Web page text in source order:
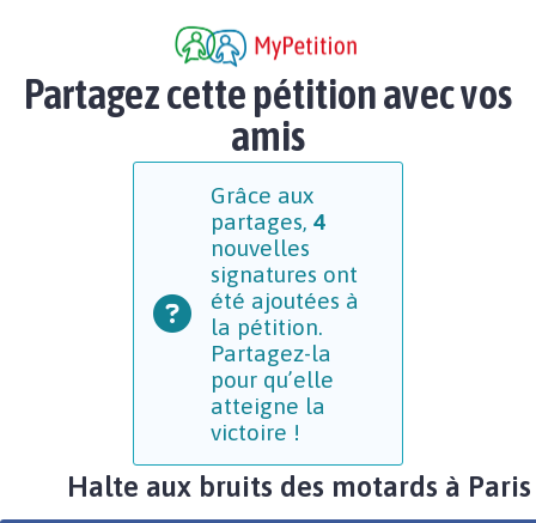
Partagez cette pétition avec vos
amis
Grâce aux
partages, 4
nouvelles
signatures ont
été ajoutées à
la pétition.
Partagez-la
pour qu’elle
atteigne la
victoire !
Halte aux bruits des motards à Paris